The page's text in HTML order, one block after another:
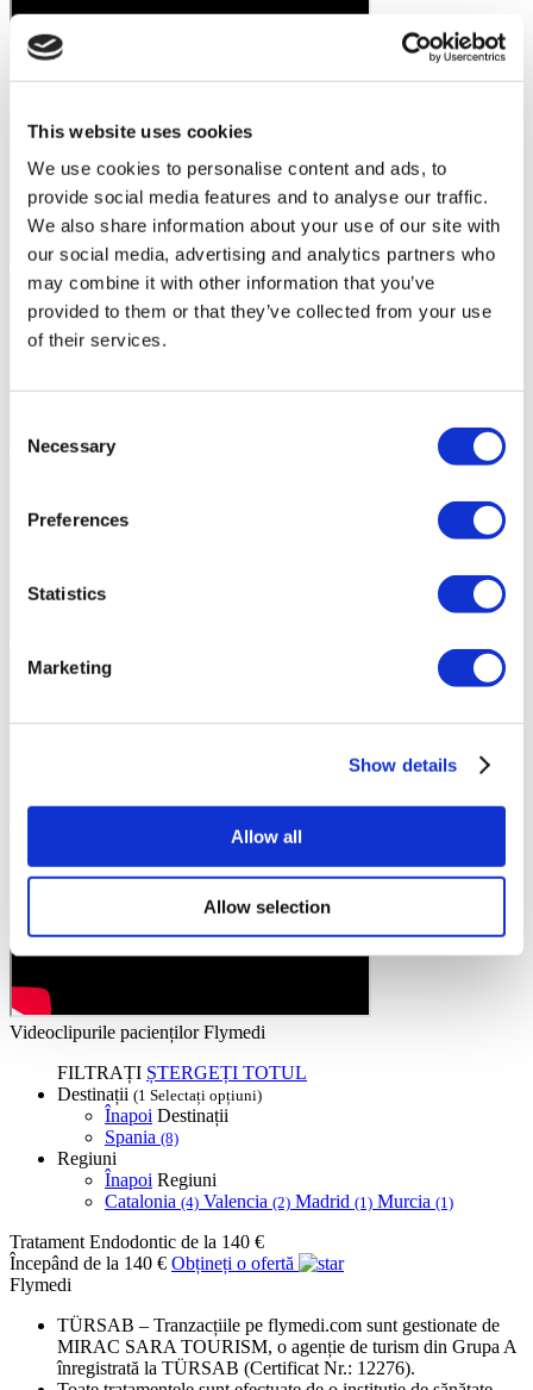
This website uses cookies
We use cookies to personalise content and ads, to
provide social media features and to analyse our traffic.
We also share information about your use of our site with
our social media, advertising and analytics partners who
may combine it with other information that you’ve
provided to them or that they’ve collected from your use
of their services.
Selection
Necessary
Preferences
Statistics
Marketing
Show details
Allow all
Allow selection
Videoclipurile pacienților Flymedi
FILTRAȚI ȘTERGEȚI TOTUL
Destinații (1 Selectați opțiuni)
Înapoi Destinații
Spania (8)
Regiuni
Înapoi Regiuni
Catalonia (4) Valencia (2) Madrid (1) Murcia (1)
Tratament Endodontic de la 140 €
Începând de la 140 € Obțineți o ofertă
Flymedi
TÜRSAB – Tranzacțiile pe flymedi.com sunt gestionate de
MIRAC SARA TOURISM, o agenție de turism din Grupa A
înregistrată la TÜRSAB (Certificat Nr.: 12276).